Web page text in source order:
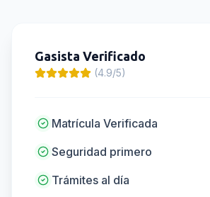
Gasista Verificado
(4.9/5)
Matrícula Verificada
Seguridad primero
Trámites al día